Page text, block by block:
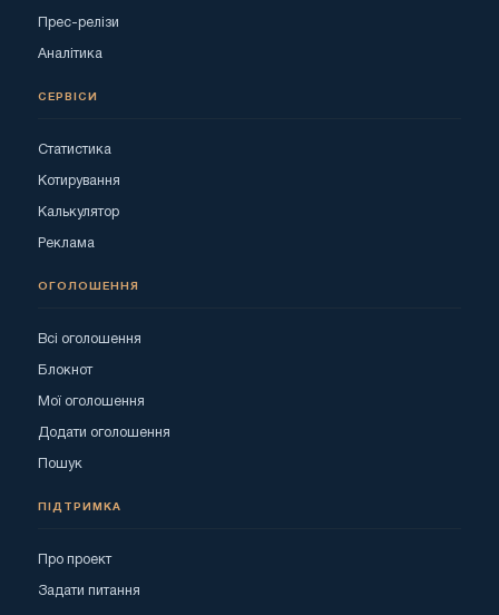
Прес-релізи
Аналітика
СЕРВІСИ
Статистика
Котирування
Калькулятор
Реклама
ОГОЛОШЕННЯ
Всі оголошення
Блокнот
Мої оголошення
Додати оголошення
Пошук
ПІДТРИМКА
Про проект
Задати питання